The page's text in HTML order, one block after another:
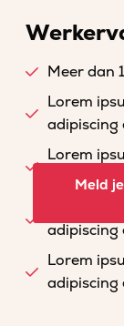
Meer dan
Lorem
adipiscing
Lorem
Lorem
adipiscing
Lorem
adipiscing
Meld